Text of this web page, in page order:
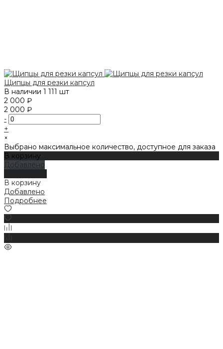
Щипцы для резки капсул
В наличии 1 111 шт
2 000 ₽
2 000 ₽
-
+
×
Выбрано максимальное количество, доступное для заказа
В корзину
Добавлено
В корзину
Добавлено
Подробнее